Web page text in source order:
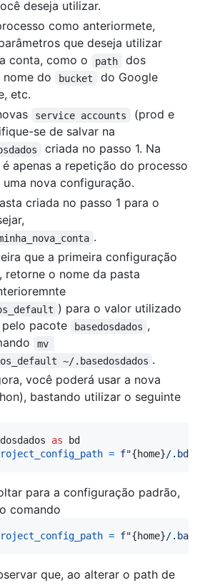
deseja utilizar.
como anteriormete,
que deseja utilizar
conta, como o
path
dos
nome do
bucket
do Google
etc.
service accounts
(prod e
se de salvar na
criada no passo 1. Na
apenas a repetição do processo
nova configuração.
criada no passo 1 para o
.
que a primeira configuração
retorne o nome da pasta
) para o valor utilizado
pacote
basedosdados ,
mv
~/.basedosdados .
você poderá usar a nova
bastando utilizar o seguinte
as
bd
= f"{home}/
para a configuração padrão,
comando
= f"{home}/
que, ao alterar o path de